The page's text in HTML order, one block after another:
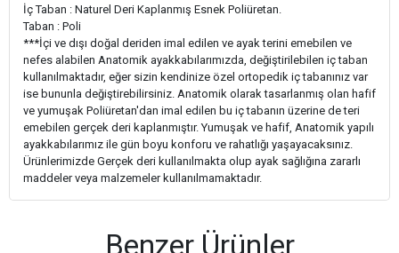
İç Taban : Naturel Deri Kaplanmış Esnek Poliüretan.
Taban : Poli
***İçi ve dışı doğal deriden imal edilen ve ayak terini emebilen ve
nefes alabilen Anatomik ayakkabılarımızda, değiştirilebilen iç taban
kullanılmaktadır, eğer sizin kendinize özel ortopedik iç tabanınız var
ise bununla değiştirebilirsiniz. Anatomik olarak tasarlanmış olan hafif
ve yumuşak Poliüretan'dan imal edilen bu iç tabanın üzerine de teri
emebilen gerçek deri kaplanmıştır. Yumuşak ve hafif, Anatomik yapılı
ayakkabılarımız ile gün boyu konforu ve rahatlığı yaşayacaksınız.
Ürünlerimizde Gerçek deri kullanılmakta olup ayak sağlığına zararlı
maddeler veya malzemeler kullanılmamaktadır.
Benzer Ürünler